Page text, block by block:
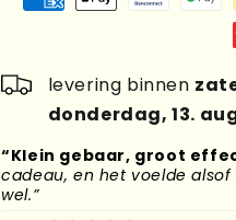
levering binnen
donderdag, 13.
“Klein gebaar, groot
cadeau, en het voelde alsof
wel.”